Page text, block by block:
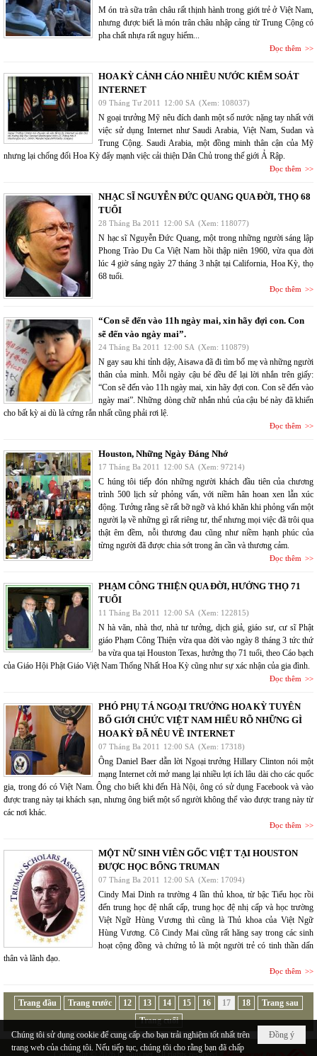
M ón trà sữa trân châu rất thịnh hành trong giới trẻ ở Việt Nam,
nhưng được biết là món trân châu nhập cảng từ Trung Cộng có
pha chất nhựa rất nguy hiểm...
Đọc thêm
HOA KỲ CẢNH CÁO NHIỀU NƯỚC KIỂM SOÁT
INTERNET
09 Tháng Tư 2011 12:00 SA (Xem: 108037)
N goại trưởng Mỹ nêu đích danh một số nước nặng tay nhất với
việc sử dụng Internet như Saudi Arabia, Việt Nam, Sudan và
Trung Cộng. Saudi Arabia, một đồng minh thân cận của Mỹ
nhưng lại chống đối Hoa Kỳ đẩy mạnh việc cải thiện Dân Chủ trong thế giới Ả Rập.
Đọc thêm
NHẠC SĨ NGUYỄN ĐỨC QUANG QUA ĐỜI, THỌ 68
TUỔI
28 Tháng Ba 2011 12:00 SA (Xem: 118077)
N hạc sĩ Nguyễn Đức Quang, một trong những người sáng lập
Phong Trào Du Ca Việt Nam hồi thập niên 1960, vừa qua đời
lúc 4 giờ sáng ngày 27 tháng 3 nhật tại California, Hoa Kỳ, thọ
68 tuổi.
Đọc thêm
“Con sẽ đến vào 11h ngày mai, xin hãy đợi con. Con
sẽ đến vào ngày mai”.
24 Tháng Ba 2011 12:00 SA (Xem: 110879)
N gay sau khi tỉnh dậy, Aisawa đã đi tìm bố mẹ và những người
thân của mình. Mỗi ngày cậu bé đều để lại lời nhắn trên giấy:
“Con sẽ đến vào 11h ngày mai, xin hãy đợi con. Con sẽ đến vào
ngày mai”. Những dòng chữ nhắn nhủ của cậu bé này đã khiến
cho bất kỳ ai dù là cứng rắn nhất cũng phải rơi lệ.
Đọc thêm
Houston, Những Ngày Đáng Nhớ
17 Tháng Ba 2011 12:00 SA (Xem: 97214)
C húng tôi tiếp đón những người khách đầu tiên của chương
trình 500 lịch sử phỏng vấn, với niềm hân hoan xen lẫn xúc
động. Tưởng rằng sẽ rất bỡ ngỡ và khó khăn khi phỏng vấn một
người lạ về những gì rất riêng tư, thế nhưng mọi việc đã trôi qua
thật êm đềm, nỗi thương đau cũng như niềm hạnh phúc của
từng người đã được chia sớt trong ân cần và thương cảm.
Đọc thêm
PHẠM CÔNG THIỆN QUA ĐỜI, HƯỞNG THỌ 71
TUỔI
11 Tháng Ba 2011 12:00 SA (Xem: 122815)
N hà văn, nhà thơ, nhà tư tưởng, dịch giả, giáo sư, cư sĩ Phật
giáo Phạm Công Thiện vừa qua đời vào ngày 8 tháng 3 tức thứ
ba vừa qua tại Houston Texas, hưởng thọ 71 tuổi, theo Cáo bạch
của Giáo Hội Phật Giáo Việt Nam Thống Nhất Hoa Kỳ cũng như sự xác nhận của gia đình.
Đọc thêm
PHÓ PHỤ TÁ NGOẠI TRƯỞNG HOA KỲ TUYÊN
BỐ GIỚI CHỨC VIỆT NAM HIỂU RÕ NHỮNG GÌ
HOA KỲ ĐÃ NÊU VỀ INTERNET
07 Tháng Ba 2011 12:00 SA (Xem: 17318)
Ông Daniel Baer dẫn lời Ngoại trưởng Hillary Clinton nói một
mạng Internet cởi mở mang lại nhiều lợi ích lâu dài cho các quốc
gia, trong đó có Việt Nam. Ông cho biết khi đến Hà Nội, ông có sử dụng Facebook và vào
được trang này tại khách sạn, nhưng ông biết một số người không thể vào được trang này từ
các nơi khác.
Đọc thêm
MỘT NỮ SINH VIÊN GỐC VIỆT TẠI HOUSTON
ĐƯỢC HỌC BỔNG TRUMAN
07 Tháng Ba 2011 12:00 SA (Xem: 17094)
Cindy Mai Dinh ra trường 4 lần thủ khoa, từ bậc Tiểu học rồi
đến trung học đệ nhất cấp, trung học đệ nhị cấp và học trường
Việt Ngữ Hùng Vương thì cũng là Thủ khoa của Việt Ngữ
Hùng Vương. Cô Cindy Mai cũng rất hăng say trong các sinh
hoạt cộng đồng và chứng tỏ là một người trẻ có tinh thần dấn
thân và lãnh đạo.
Đọc thêm
Trang đầu Trang trước 12 13 14 15 16 17 18
Trang sau
Trang cuối
Đồng ý
Chúng tôi sử dụng cookie để cung cấp cho bạn trải nghiệm tốt nhất trên
trang web của chúng tôi. Nếu tiếp tục, chúng tôi cho rằng bạn đã chấp